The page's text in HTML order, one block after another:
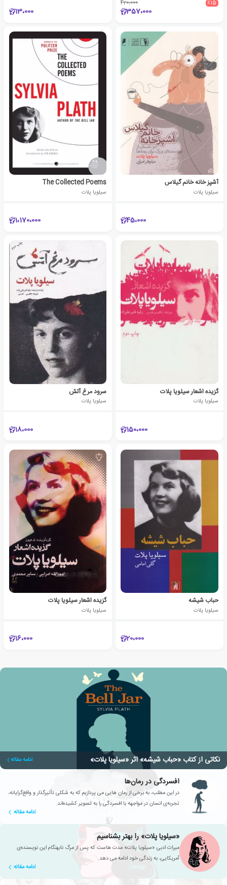
٪15 420،000
357،000 13،000
آشپز خانه خانم گیلاس
سیلویا پلات
45،000
The Collected Poems
سیلویا پلات
1،170،000
گزیده اشعار سیلویا پلات
سیلویا پلات
150،000
سرود مرغ آتش
سیلویا پلات
18،000
حباب شیشه
سیلویا پلات
20،000
گزیده اشعار سیلویا پلات
سیلویا پلات
16،000
نکاتی از کتاب «حباب شیشه» اثر «سیلویا پلات» ادامه مقاله
افسردگی در رمان‌ها
در این مطلب، به برخی از رمان هایی می پردازیم که به شکلی تأثیرگذار و واقع‌گرایانه،
تجربه‌ی انسان در مواجهه با افسردگی را به تصویر کشیده‌اند.
ادامه مقاله
«سیلویا پلات» را بهتر بشناسیم
میراث ادبی «سیلویا پلات» مدت هاست که پس از مرگ نابهنگام این نویسنده‌ی
آمریکایی، به زندگی خود ادامه می دهد.
ادامه مقاله